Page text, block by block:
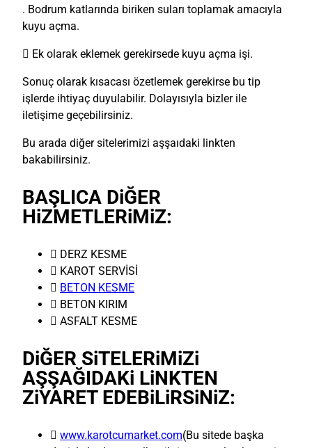
. Bodrum katlarında biriken suları toplamak amacıyla
kuyu açma.
 Ek olarak eklemek gerekirsede kuyu açma işi.
Sonuç olarak kısacası özetlemek gerekirse bu tip
işlerde ihtiyaç duyulabilir. Dolayısıyla bizler ile
iletişime geçebilirsiniz.
Bu arada diğer sitelerimizi aşşaıdaki linkten
bakabilirsiniz.
BAŞLICA DiĞER
HiZMETLERiMiZ:
 DERZ KESME
 KAROT SERVİSİ
 BETON KESME
 BETON KIRIM
 ASFALT KESME
DiĞER SiTELERiMiZi
AŞŞAĞIDAKi LiNKTEN
ZiYARET EDEBiLiRSiNiZ:
 www.karotcumarket.com(Bu sitede başka